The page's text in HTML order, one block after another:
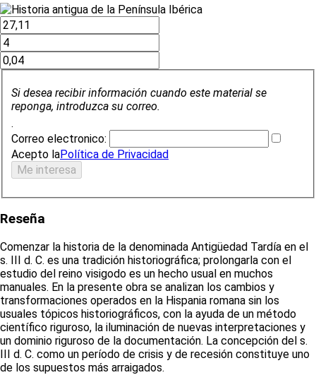
Si desea recibir información cuando este material se
reponga, introduzca su correo.
.
Correo electronico:
Acepto laPolítica de Privacidad
Reseña
Comenzar la historia de la denominada Antigüedad Tardía en el
s. III d. C. es una tradición historiográfica; prolongarla con el
estudio del reino visigodo es un hecho usual en muchos
manuales. En la presente obra se analizan los cambios y
transformaciones operados en la Hispania romana sin los
usuales tópicos historiográficos, con la ayuda de un método
científico riguroso, la iluminación de nuevas interpretaciones y
un dominio riguroso de la documentación. La concepción del s.
III d. C. como un período de crisis y de recesión constituye uno
de los supuestos más arraigados.